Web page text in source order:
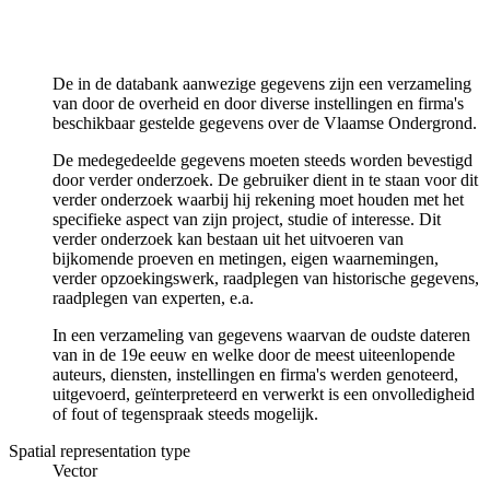
De in de databank aanwezige gegevens zijn een verzameling
van door de overheid en door diverse instellingen en firma's
beschikbaar gestelde gegevens over de Vlaamse Ondergrond.
De medegedeelde gegevens moeten steeds worden bevestigd
door verder onderzoek. De gebruiker dient in te staan voor dit
verder onderzoek waarbij hij rekening moet houden met het
specifieke aspect van zijn project, studie of interesse. Dit
verder onderzoek kan bestaan uit het uitvoeren van
bijkomende proeven en metingen, eigen waarnemingen,
verder opzoekingswerk, raadplegen van historische gegevens,
raadplegen van experten, e.a.
In een verzameling van gegevens waarvan de oudste dateren
van in de 19e eeuw en welke door de meest uiteenlopende
auteurs, diensten, instellingen en firma's werden genoteerd,
uitgevoerd, geïnterpreteerd en verwerkt is een onvolledigheid
of fout of tegenspraak steeds mogelijk.
Spatial representation type
Vector